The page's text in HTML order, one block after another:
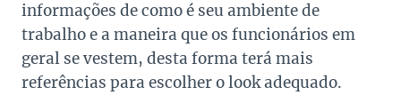
informações de como é seu ambiente de
trabalho e a maneira que os funcionários em
geral se vestem, desta forma terá mais
referências para escolher o look adequado.